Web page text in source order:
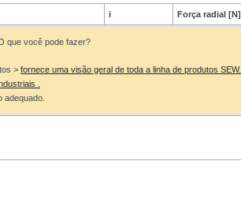
i Força radial [N]
que você pode fazer?
> fornece uma visão geral de toda a linha de produtos SEW.
adequado.